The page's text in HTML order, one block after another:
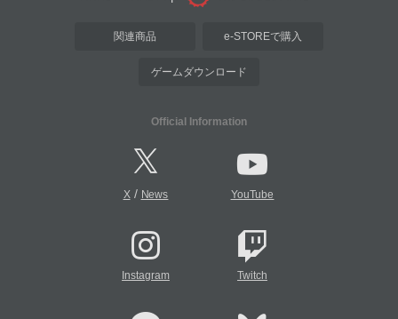
関連商品 e-STOREで購入
ゲームダウンロード
Official Information
X/ News YouTube
Instagram Twitch